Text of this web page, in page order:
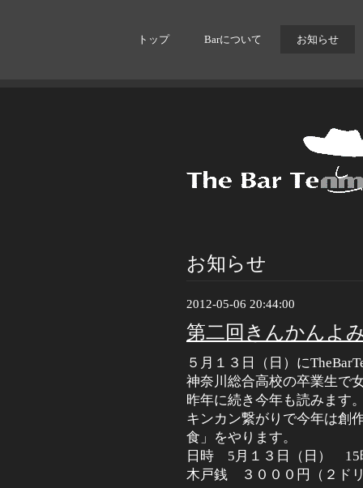
トップ Barについて お知らせ
お知らせ
2012-05-06 20:44:00
第二回きんかんよ
５月１３日（日）に
神奈川総合高校の卒業生で
昨年に続き今年も読みます
キンカン繋がりで今年は創
食」をやります。
日時 5月１３日（日）
木戸銭 ３０００円（２ド